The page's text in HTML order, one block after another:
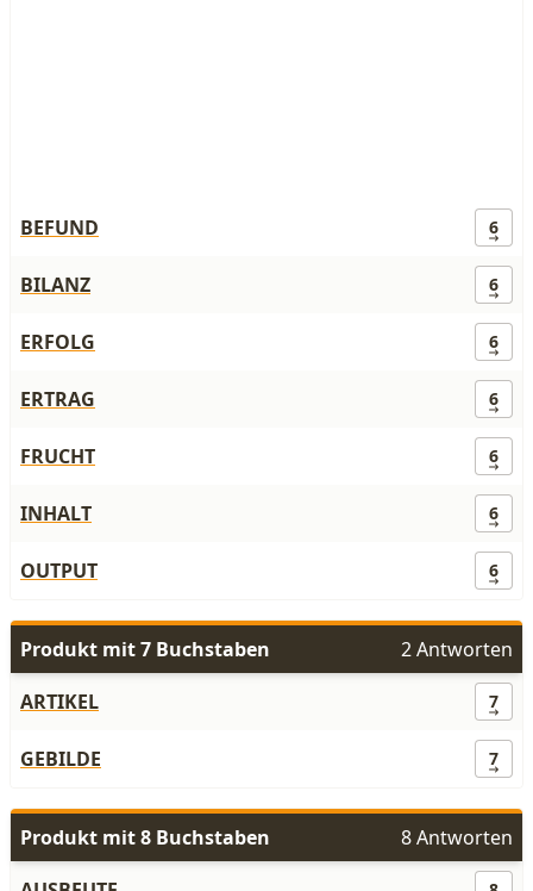
BEFUND 6
BILANZ 6
ERFOLG 6
ERTRAG 6
FRUCHT 6
INHALT 6
OUTPUT 6
Produkt mit 7 Buchstaben
2 Antworten
ARTIKEL
7
GEBILDE 7
Produkt mit 8 Buchstaben
8 Antworten